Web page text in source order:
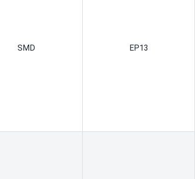
SMD EP13